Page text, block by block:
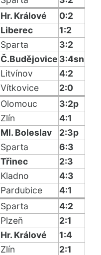
Hr. Králové
0:2
Liberec
1:2
Sparta
3:2
Č.Budějovice 3:4sn
Litvínov
4:2
Vítkovice
2:0
Olomouc
3:2p
Zlín
4:1
Ml. Boleslav
2:3p
Sparta
6:3
Třinec
2:3
Kladno
4:3
Pardubice
4:1
Sparta
4:2
Plzeň
2:1
Hr. Králové
1:4
Zlín
2:1